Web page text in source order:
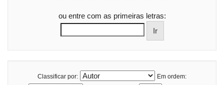
ou entre com as primeiras letras:
Classificar por:
Em ordem: